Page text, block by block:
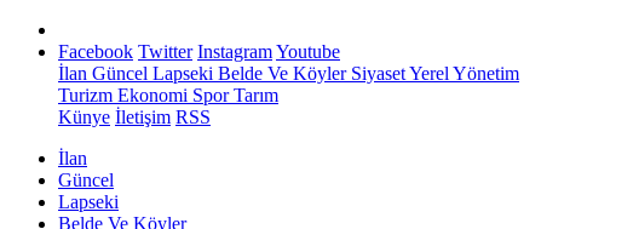
Facebook Twitter InstagramYoutube
İlan Güncel Lapseki Belde Ve KöylerSiyasetYerel Yönetim
Turizm Ekonomi SporTarım
Künye İletişim RSS
İlan
Güncel
Lapseki
Belde Ve Köyler